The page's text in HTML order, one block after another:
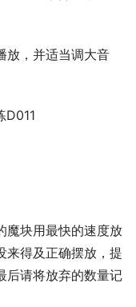
放，并适当调大音
D011
魔块用最快的速度放
来得及正确摆放，提
后请将放弃的数量记